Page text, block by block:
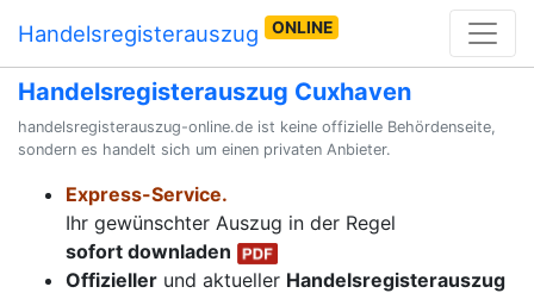
Handelsregisterauszug ONLINE
Handelsregisterauszug Cuxhaven
handelsregisterauszug-online.de ist keine offizielle Behördenseite,
sondern es handelt sich um einen privaten Anbieter.
Express-Service.
Ihr gewünschter Auszug in der Regel
sofort downladen
Offizieller und aktueller Handelsregisterauszug